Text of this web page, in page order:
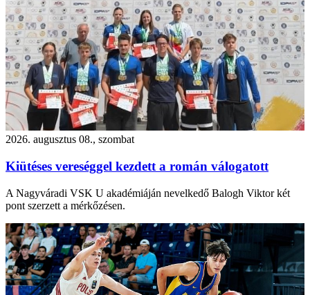
2026. augusztus 08., szombat
Kiütéses vereséggel kezdett a román válogatott
A Nagyváradi VSK U akadémiáján nevelkedő Balogh Viktor két
pont szerzett a mérkőzésen.